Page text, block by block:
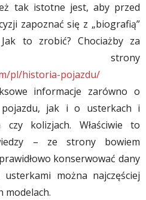
tak istotne jest, aby przed
zapoznać się z „biografią”
to zrobić? Chociażby za
strony
pl/historia-pojazdu/
informacje zarówno o
pojazdu, jak i o usterkach i
czy kolizjach. Właściwie to
– ze strony bowiem
konserwować dany
można najczęściej
modelach.